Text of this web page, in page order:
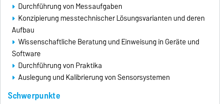
Durchführung von Messaufgaben
Konzipierung messtechnischer Lösungsvarianten und deren
Aufbau
Wissenschaftliche Beratung und Einweisung in Geräte und
Software
Durchführung von Praktika
Auslegung und Kalibrierung von Sensorsystemen
Schwerpunkte